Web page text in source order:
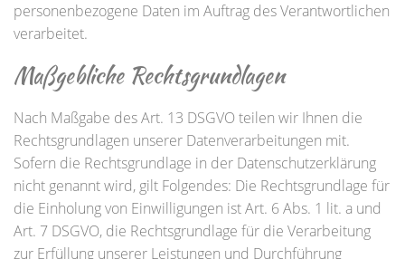
personenbezogene Daten im Auftrag des Verantwortlichen
verarbeitet.
Maßgebliche Rechtsgrundlagen
Nach Maßgabe des Art. 13 DSGVO teilen wir Ihnen die
Rechtsgrundlagen unserer Datenverarbeitungen mit.
Sofern die Rechtsgrundlage in der Datenschutzerklärung
nicht genannt wird, gilt Folgendes: Die Rechtsgrundlage für
die Einholung von Einwilligungen ist Art. 6 Abs. 1 lit. a und
Art. 7 DSGVO, die Rechtsgrundlage für die Verarbeitung
zur Erfüllung unserer Leistungen und Durchführung